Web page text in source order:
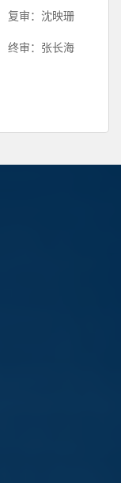
复审：沈映珊
终审：张长海